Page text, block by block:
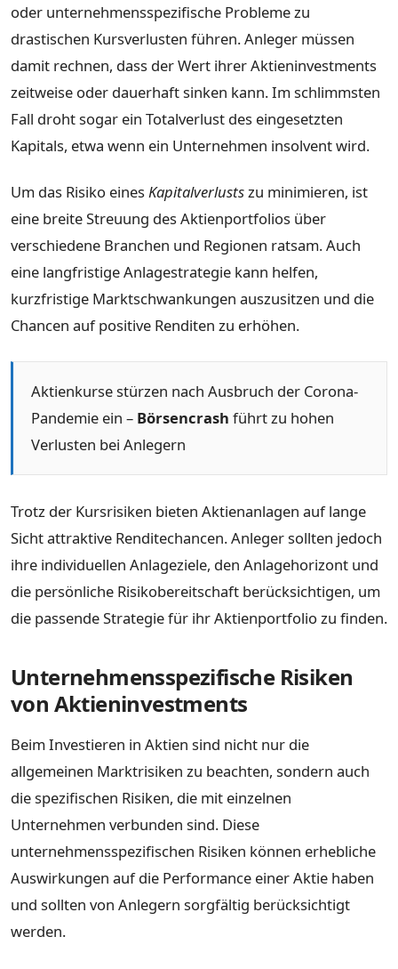
oder unternehmensspezifische Probleme zu
drastischen Kursverlusten führen. Anleger müssen
damit rechnen, dass der Wert ihrer Aktieninvestments
zeitweise oder dauerhaft sinken kann. Im schlimmsten
Fall droht sogar ein Totalverlust des eingesetzten
Kapitals, etwa wenn ein Unternehmen insolvent wird.
Um das Risiko einesKapitalverlustszu minimieren, ist
eine breite Streuung des Aktienportfolios über
verschiedene Branchen und Regionen ratsam. Auch
eine langfristige Anlagestrategie kann helfen,
kurzfristige Marktschwankungen auszusitzen und die
Chancen auf positive Renditen zu erhöhen.
Aktienkurse stürzen nach Ausbruch der Corona-
Pandemie ein – Börsencrash führt zu hohen
Verlusten bei Anlegern
Trotz der Kursrisiken bieten Aktienanlagen auf lange
Sicht attraktive Renditechancen. Anleger sollten jedoch
ihre individuellen Anlageziele, den Anlagehorizont und
die persönliche Risikobereitschaft berücksichtigen, um
die passende Strategie für ihr Aktienportfolio zu finden.
Unternehmensspezifische Risiken
von Aktieninvestments
Beim Investieren in Aktien sind nicht nur die
allgemeinen Marktrisiken zu beachten, sondern auch
die spezifischen Risiken, die mit einzelnen
Unternehmen verbunden sind. Diese
unternehmensspezifischen Risiken können erhebliche
Auswirkungen auf die Performance einer Aktie haben
und sollten von Anlegern sorgfältig berücksichtigt
werden.